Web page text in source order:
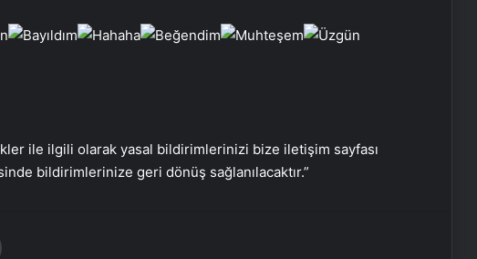
ile ilgili olarak yasal bildirimlerinizi bize iletişim sayfası
bildirimlerinize geri dönüş sağlanılacaktır.”
Çocuk Ağır Yaralandı
Kaybolan 92 Yaşındaki Adam